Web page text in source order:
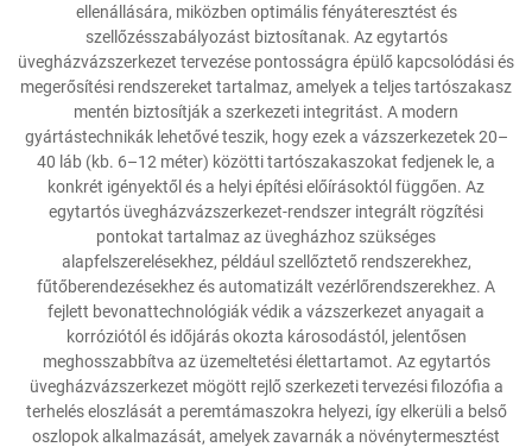
ellenállására, miközben optimális fényáteresztést és
szellőzésszabályozást biztosítanak. Az egytartós
üvegházvázszerkezet tervezése pontosságra épülő kapcsolódási és
megerősítési rendszereket tartalmaz, amelyek a teljes tartószakasz
mentén biztosítják a szerkezeti integritást. A modern
gyártástechnikák lehetővé teszik, hogy ezek a vázszerkezetek 20–
40 láb (kb. 6–12 méter) közötti tartószakaszokat fedjenek le, a
konkrét igényektől és a helyi építési előírásoktól függően. Az
egytartós üvegházvázszerkezet-rendszer integrált rögzítési
pontokat tartalmaz az üvegházhoz szükséges
alapfelszerelésekhez, például szellőztető rendszerekhez,
fűtőberendezésekhez és automatizált vezérlőrendszerekhez. A
fejlett bevonattechnológiák védik a vázszerkezet anyagait a
korróziótól és időjárás okozta károsodástól, jelentősen
meghosszabbítva az üzemeltetési élettartamot. Az egytartós
üvegházvázszerkezet mögött rejlő szerkezeti tervezési filozófia a
terhelés eloszlását a peremtámaszokra helyezi, így elkerüli a belső
oszlopok alkalmazását, amelyek zavarnák a növénytermesztést